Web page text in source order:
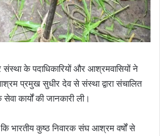
के पदाधिकारियों और आश्रमवासियों ने
प्रमुख सुधीर देव से संस्था द्वारा संचालित
कार्यों की जानकारी ली।
भारतीय कुष्ठ निवारक संघ आश्रम वर्षों से